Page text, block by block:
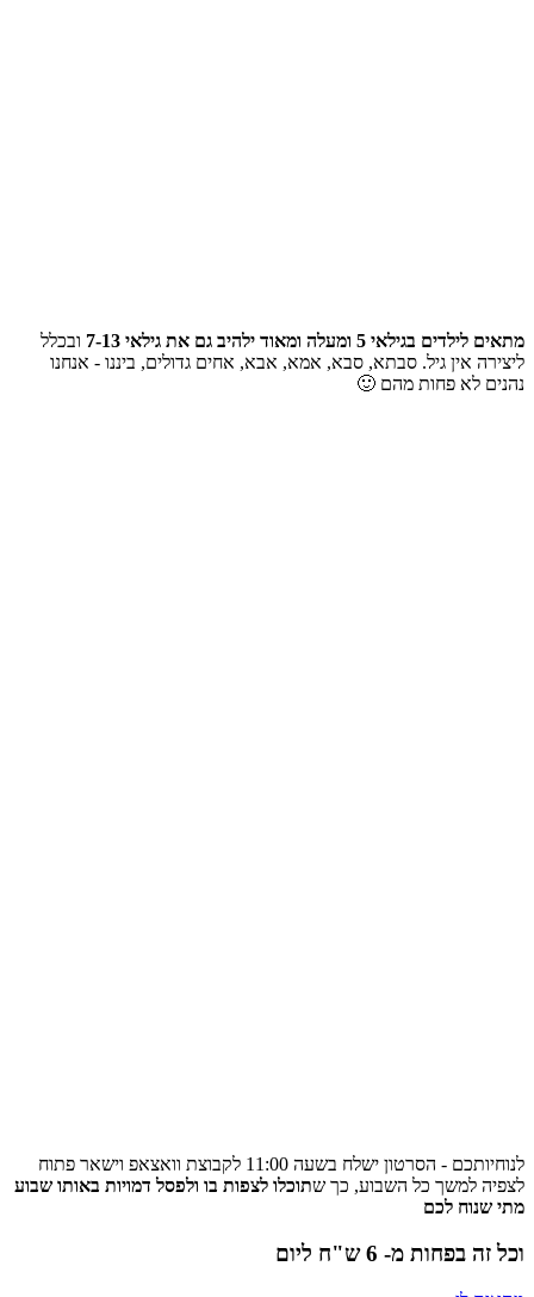
מתאים לילדים בגילאי 5 ומעלה ומאוד ילהיב גם את גילאי 7-13
ובכלל
ליצירה אין גיל. סבתא, סבא, אמא, אבא, אחים גדולים, ביננו - אנחנו
נהנים לא פחות מהם 🙂
לנוחיותכם - הסרטון ישלח בשעה 11:00 לקבוצת וואצאפ וישאר פתוח
לצפיה למשך כל השבוע, כך שתוכלו לצפות בו ולפסל דמויות באותו שבוע
מתי שנוח לכם
וכל זה בפחות מ- 6 ש"ח ליום